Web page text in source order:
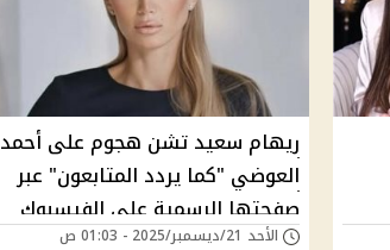
ريهام سعيد تشن هجوم على أحمد
العوضي "كما يردد المتابعون" عبر
صفحتها الرسمية على الفيسبوك
الأحد 21/ديسمبر/2025 - 01:03 ص